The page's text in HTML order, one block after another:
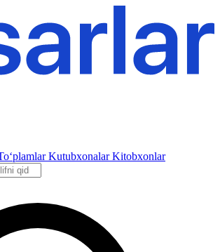
KutubxonalarKitobxonlar